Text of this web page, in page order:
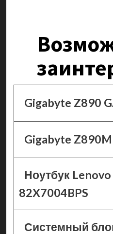
Gigabyte Z890
Gigabyte Z890M
Ноутбук
82X7004BPS
Системный